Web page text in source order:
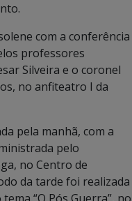
com a conferência
professores
Silveira e o coronel
no anfiteatro I da
pela manhã, com a
pelo
no Centro de
da tarde foi realizada